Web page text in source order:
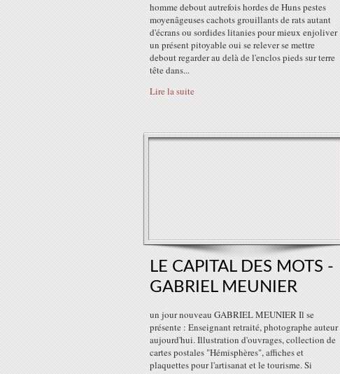
homme debout autrefois hordes de Huns pestes
moyenâgeuses cachots grouillants de rats autant
d'écrans ou sordides litanies pour mieux enjoliver
un présent pitoyable oui se relever se mettre
debout regarder au delà de l'enclos pieds sur terre
tête dans...
Lire la suite
LE CAPITAL DES MOTS -
GABRIEL MEUNIER
un jour nouveau GABRIEL MEUNIER Il se
présente : Enseignant retraité, photographe auteur
aujourd'hui. Illustration d'ouvrages, collection de
cartes postales "Hémisphères", affiches et
plaquettes pour l'artisanat et le tourisme. Si